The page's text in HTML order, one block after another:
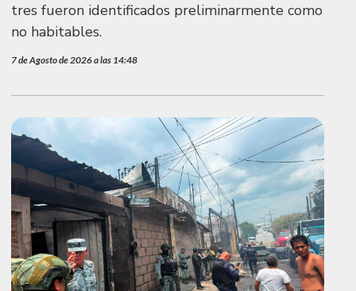
tres fueron identificados preliminarmente como
no habitables.
7 de Agosto de 2026 a las 14:48